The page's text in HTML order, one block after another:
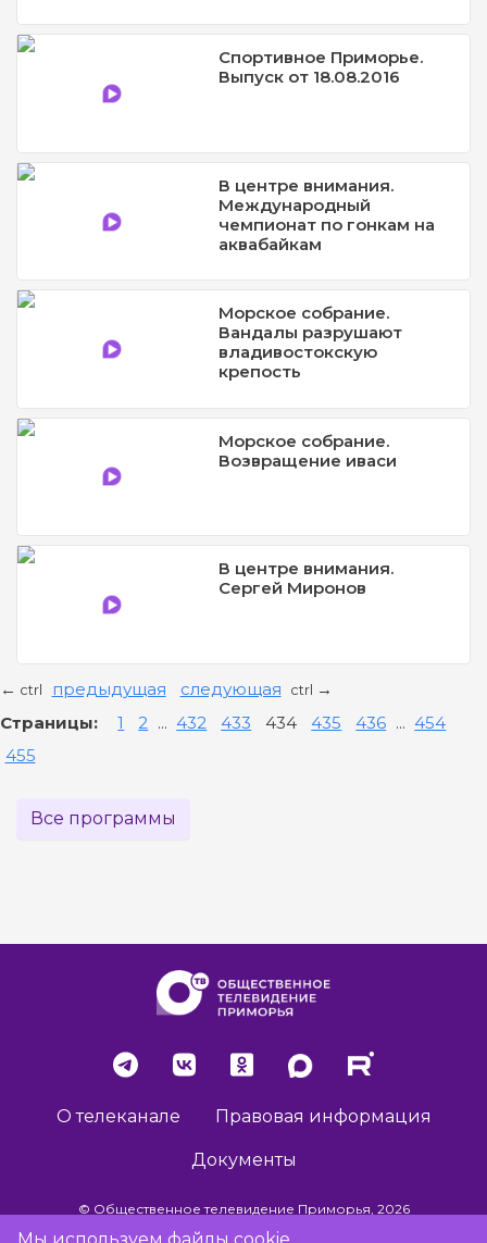
Спортивное Приморье.
Выпуск от 18.08.2016
В центре внимания.
Международный
чемпионат по гонкам на
аквабайкам
Морское собрание.
Вандалы разрушают
владивостокскую
крепость
Морское собрание.
Возвращение иваси
В центре внимания.
Сергей Миронов
← ctrl предыдущая следующая ctrl →
Страницы: 1 2 ... 432 433 434 435 436 ... 454
455
Все программы
О телеканале Правовая информация
Документы
© Общественное телевидение Приморья, 2026